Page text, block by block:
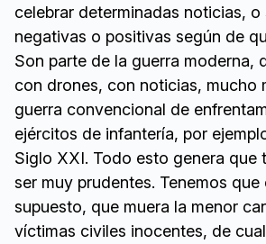
celebrar determinadas noticias,
negativas o positivas según de
Son parte de la guerra moderna,
con drones, con noticias, mucho
guerra convencional de
ejércitos de infantería, por
Siglo XXI. Todo esto genera que
ser muy prudentes. Tenemos que
supuesto, que muera la menor
víctimas civiles inocentes, de